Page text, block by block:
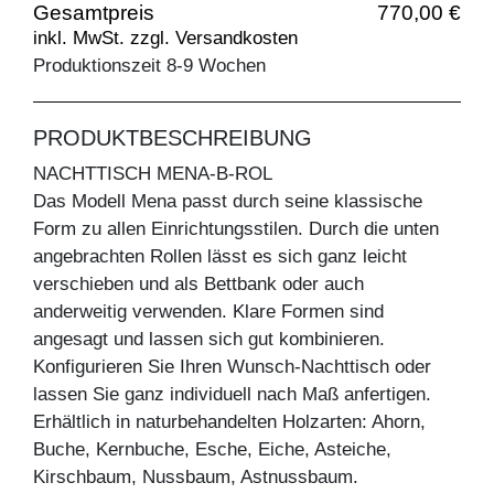
Gesamtpreis 770,00 €
inkl. MwSt. zzgl. Versandkosten
Produktionszeit 8-9 Wochen
PRODUKTBESCHREIBUNG
NACHTTISCH MENA-B-ROL
Das Modell Mena passt durch seine klassische
Form zu allen Einrichtungsstilen. Durch die unten
angebrachten Rollen lässt es sich ganz leicht
verschieben und als Bettbank oder auch
anderweitig verwenden. Klare Formen sind
angesagt und lassen sich gut kombinieren.
Konfigurieren Sie Ihren Wunsch-Nachttisch oder
lassen Sie ganz individuell nach Maß anfertigen.
Erhältlich in naturbehandelten Holzarten: Ahorn,
Buche, Kernbuche, Esche, Eiche, Asteiche,
Kirschbaum, Nussbaum, Astnussbaum.